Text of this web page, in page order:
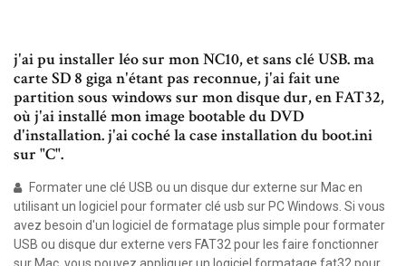
j'ai pu installer léo sur mon NC10, et sans clé USB. ma
carte SD 8 giga n'étant pas reconnue, j'ai fait une
partition sous windows sur mon disque dur, en FAT32,
où j'ai installé mon image bootable du DVD
d'installation. j'ai coché la case installation du boot.ini
sur "C".
Formater une clé USB ou un disque dur externe sur Mac en
utilisant un logiciel pour formater clé usb sur PC Windows. Si vous
avez besoin d'un logiciel de formatage plus simple pour formater
USB ou disque dur externe vers FAT32 pour les faire fonctionner